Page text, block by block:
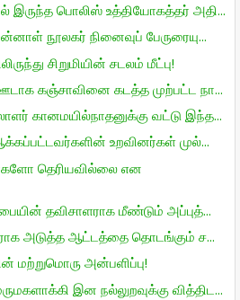
இருந்த பொலிஸ் உத்தியோகத்தர் அதி...
நூலகர் நினைவுப் பேருரையு...
சிறுமியின் சடலம் மீட்பு!
கஞ்சாவினை கடத்த முற்பட்ட நா...
கானமயில்நாதனுக்கு வட்டு இந்த...
உறவினர்கள் முல்...
தெரியவில்லை என
தவிசாளராக மீண்டும் அப்புத்...
அடுத்த ஆட்டத்தை தொடங்கும் ச...
மற்றுமொரு அன்பளிப்பு!
இன நல்லுறவுக்கு வித்திட...